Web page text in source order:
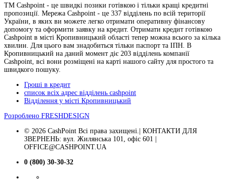
ТМ Cashpoint - це швидкі позики готівкою і тільки кращі кредитні
пропозиції. Мережа Cashpoint - це 337 відділень по всій території
України, в яких ви можете легко отримати оперативну фінансову
допомогу та оформити заявку на кредит. Отримати кредит готівкою
Cashpoint в місті Кропивницький області тепер можна всього за кілька
хвилин. Для цього вам знадобиться тільки паспорт та ІПН. В
Кропивницький на даний момент діє 203 відділень компанії
Cashpoint, всі вони розміщені на карті нашого сайту для простого та
швидкого пошуку.
Гроші в кредит
список всіх адрес відділень cashpoint
Відділення у місті Кропивницький
Розроблено FRESHDESIGN
© 2026 CashPoint Всі права захищені.| КОНТАКТИ ДЛЯ
ЗВЕРНЕНЬ: вул. Жилянська 101, офіс 601 |
OFFICE@CASHPOINT.UA
0 (800) 30-30-32